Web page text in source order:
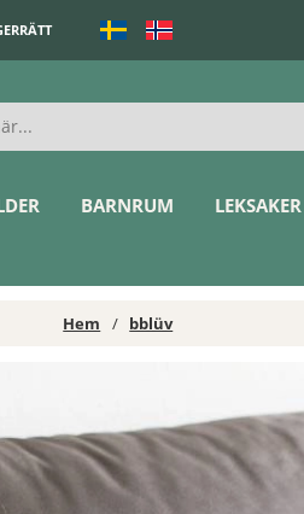
BARNRUM LEKSAKER
Hem bblüv